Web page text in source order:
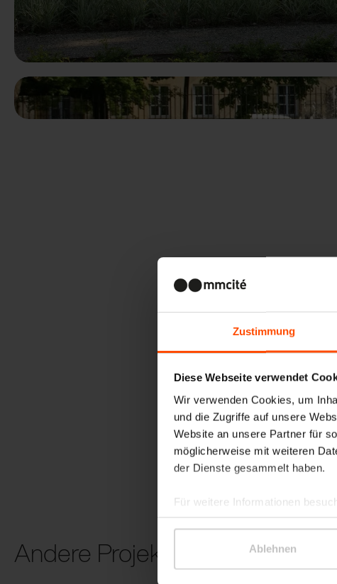
Zustimmung
Diese Webseite verwendet
Wir verwenden Cookies, um
und die Zugriffe auf unsere
Website an unsere Partner für
möglicherweise mit weiteren
der Dienste gesammelt haben.
Für weitere Informationen
Ablehnen
Andere Projekte